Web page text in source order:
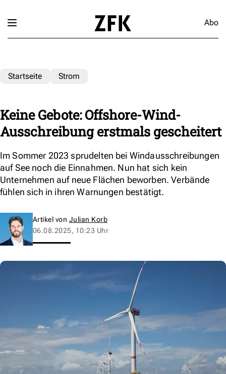
Abo
Startseite Strom
Keine Gebote: Offshore-Wind-
Ausschreibung erstmals gescheitert
Im Sommer 2023 sprudelten bei Windausschreibungen
auf See noch die Einnahmen. Nun hat sich kein
Unternehmen auf neue Flächen beworben. Verbände
fühlen sich in ihren Warnungen bestätigt.
Artikel von Julian Korb
06.08.2025, 10:23 Uhr